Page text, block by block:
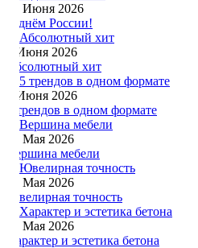
12 Июня 2026
С днём России!
8 Июня 2026
Абсолютный хит
1 Июня 2026
5 трендов в одном формате
30 Мая 2026
Вершина мебели
24 Мая 2026
Ювелирная точность
16 Мая 2026
Характер и эстетика бетона